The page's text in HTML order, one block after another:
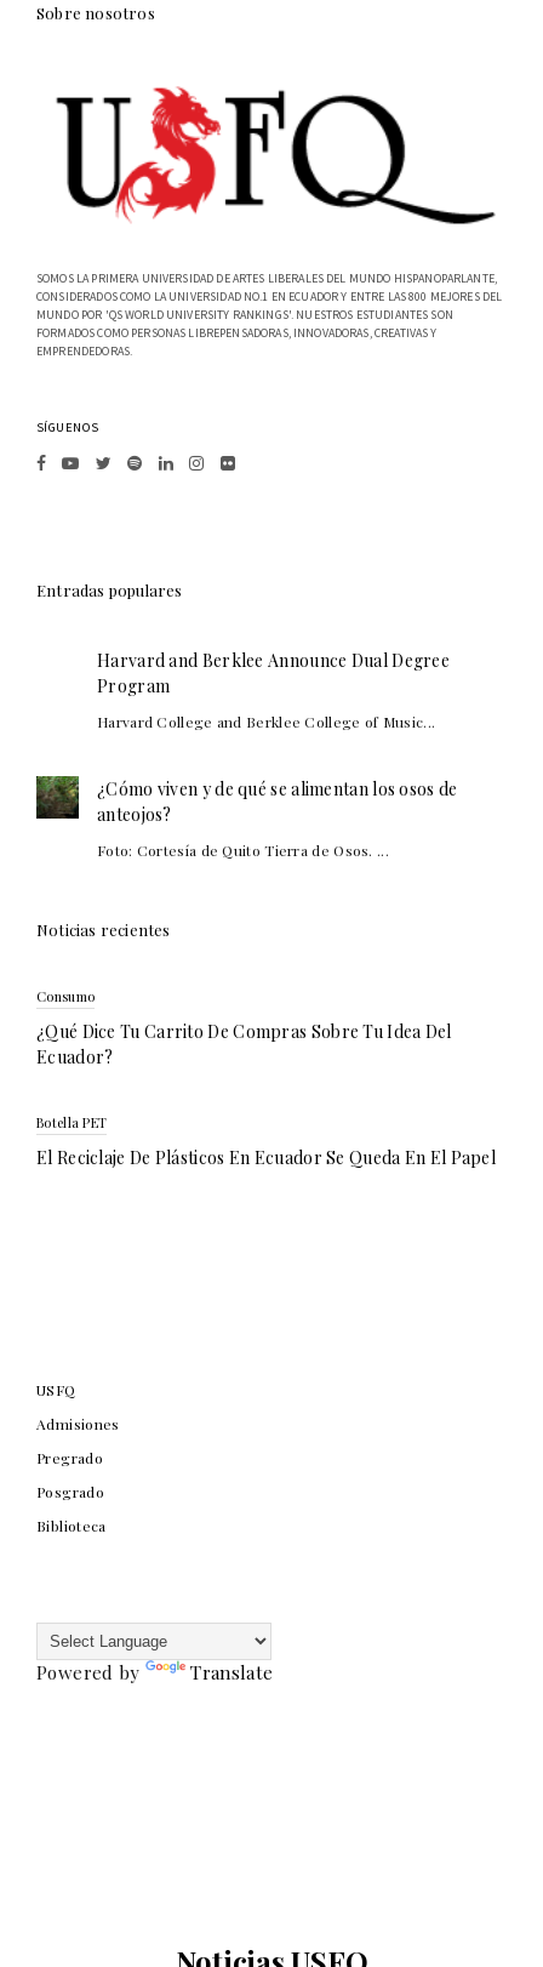
Sobre nosotros
SOMOS LA PRIMERA UNIVERSIDAD DE ARTES LIBERALES DEL MUNDO HISPANOPARLANTE,
CONSIDERADOS COMO LA UNIVERSIDAD NO.1 EN ECUADOR Y ENTRE LAS 800 MEJORES DEL
MUNDO POR 'QS WORLD UNIVERSITY RANKINGS'. NUESTROS ESTUDIANTES SON
FORMADOS COMO PERSONAS LIBREPENSADORAS, INNOVADORAS, CREATIVAS Y
EMPRENDEDORAS.
SÍGUENOS
Entradas populares
Harvard and Berklee Announce Dual Degree
Program
Harvard College and Berklee College of Music...
¿Cómo viven y de qué se alimentan los osos de
anteojos?
Foto: Cortesía de Quito Tierra de Osos. ...
Noticias recientes
Consumo
¿Qué Dice Tu Carrito De Compras Sobre Tu Idea Del
Ecuador?
Botella PET
El Reciclaje De Plásticos En Ecuador Se Queda En El Papel
USFQ
Admisiones
Pregrado
Posgrado
Biblioteca
Powered by Translate